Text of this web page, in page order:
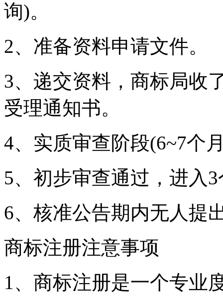
询)。
2、准备资料申请文件。
3、递交资料，商标局收
受理通知书。
4、实质审查阶段(6~7个
5、初步审查通过，进入
6、核准公告期内无人提
商标注册注意事项
1、商标注册是一个专业